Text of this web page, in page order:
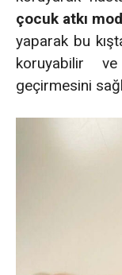
çocuk atkı
yaparak bu
koruyabilir ve
geçirmesini